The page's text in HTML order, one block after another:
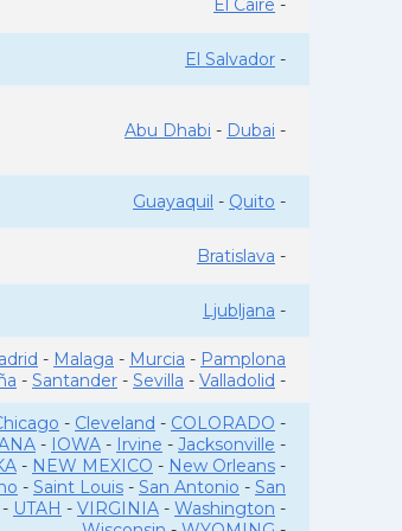
El Caire -
El Salvador -
Abu Dhabi - Dubai -
Guayaquil - Quito -
Bratislava -
Ljubljana -
- Malaga - Murcia - Pamplona
- Santander - Sevilla - Valladolid -
- Cleveland - COLORADO -
- IOWA - Irvine - Jacksonville -
- NEW MEXICO - New Orleans -
- Saint Louis - San Antonio - San
- UTAH - VIRGINIA - Washington -